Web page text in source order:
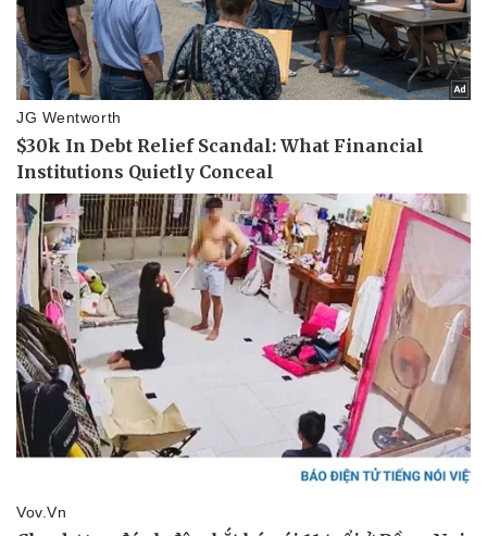
Doanh nghiệp
Thông tin doanh nghiệp
Doanh nghiệp 24h
Doanh nhân
Vì cộng đồng
Công nghệ
Sành điệu
Tin Công nghệ
Trải nghiệm
Chuyển đổi số